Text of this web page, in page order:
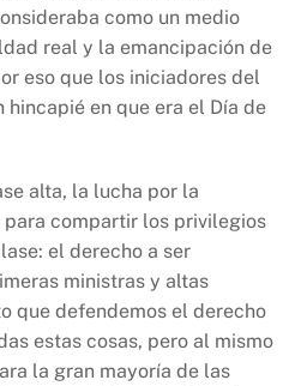
como un medio
real y la emancipación de
eso que los iniciadores del
hincapié en que era el Día de
alta, la lucha por la
compartir los privilegios
el derecho a ser
ministras y altas
que defendemos el derecho
estas cosas, pero al mismo
la gran mayoría de las